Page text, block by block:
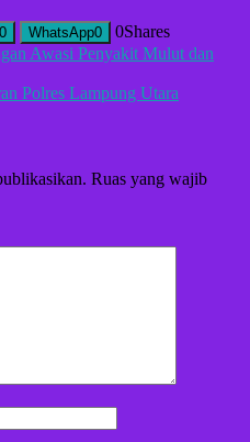
0 WhatsApp0 0Shares
Awasi Penyakit Mulut dan
Polres Lampung Utara
Ruas yang wajib